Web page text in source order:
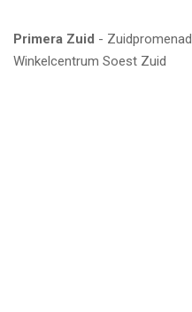
Primera Zuid -
Winkelcentrum Soest Zuid